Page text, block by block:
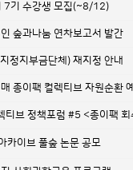
7기 수강생 모집(~8/12)
숲과나눔 연차보고서 발간
정지부금단체) 재지정 안내
종이팩 컬렉티브 자원순환
티브 정책포럼 #5 <종이팩
카이브 풀숲 논문 공모